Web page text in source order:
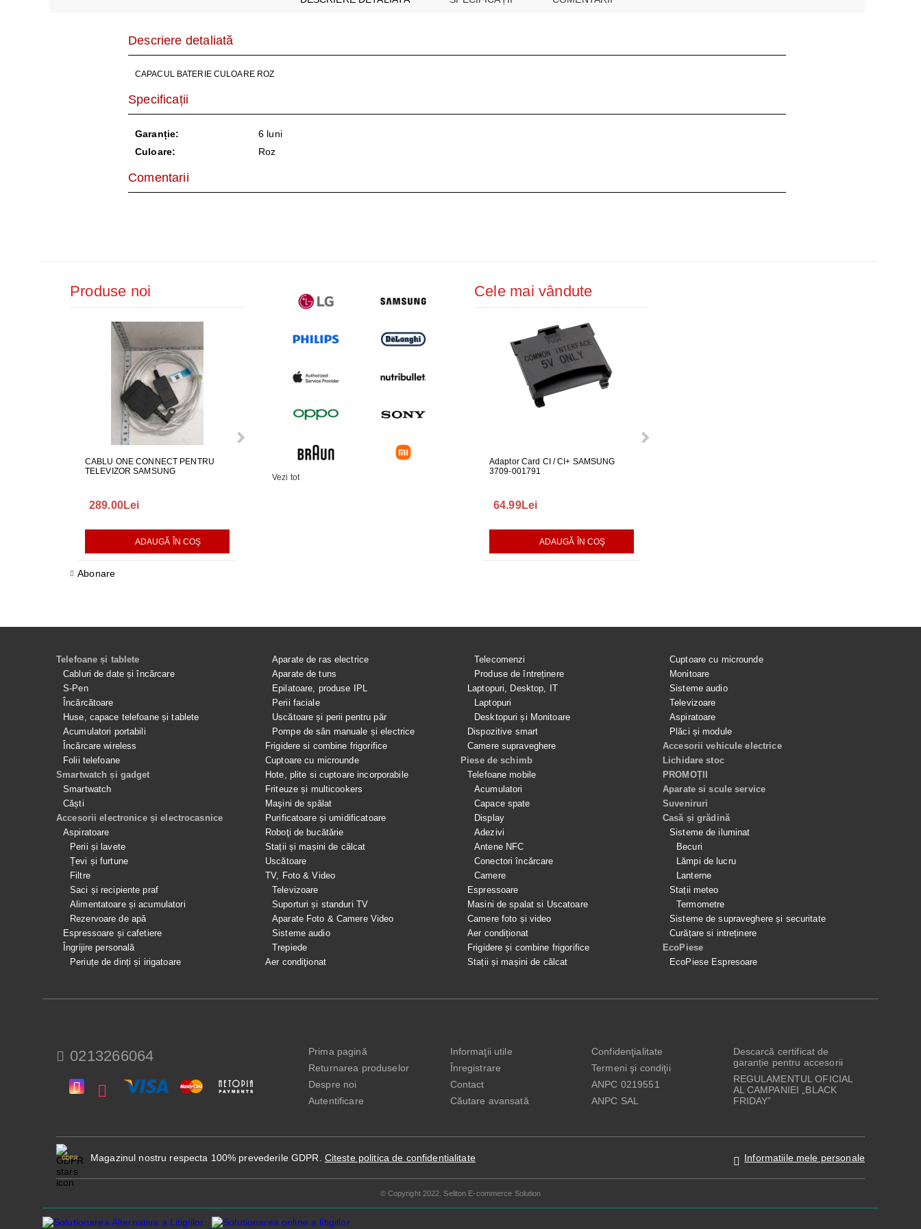
Descriere detaliată
CAPACUL BATERIE CULOARE ROZ
Specificații
Garanție:
6 luni
Culoare:
Roz
Comentarii
Produse noi
CABLU ONE CONNECT PENTRU
TELEVIZOR SAMSUNG
289.00Lei
ADAUGĂ ÎN COŞ
FURTUN EVACUARE PENTRU
GARNITURA HUBLOU MASINA DE
GARNITURA HUBLOU MASINA DE
Abonare
Vezi tot
Cele mai vândute
Adaptor Card CI / CI+ SAMSUNG
3709-001791
64.99Lei
ADAUGĂ ÎN COŞ
Telefoane și tablete
Cabluri de date și încărcare
S-Pen
Încărcătoare
Huse, capace telefoane și tablete
Acumulatori portabili
Încărcare wireless
Folii telefoane
Smartwatch și gadget
Smartwatch
Căști
Accesorii electronice și electrocasnice
Aspiratoare
Perii și lavete
Țevi și furtune
Filtre
Saci și recipiente praf
Alimentatoare și acumulatori
Rezervoare de apă
Espressoare și cafetiere
Îngrijire personală
Periuțe de dinți și irigatoare
Aparate de ras electrice
Aparate de tuns
Epilatoare, produse IPL
Perii faciale
Uscătoare și perii pentru păr
Pompe de sân manuale și electrice
Frigidere si combine frigorifice
Cuptoare cu microunde
Hote, plite si cuptoare incorporabile
Friteuze și multicookers
Maşini de spălat
Purificatoare și umidificatoare
Roboţi de bucătărie
Stații și mașini de călcat
Uscătoare
TV, Foto & Video
Televizoare
Suporturi și standuri TV
Aparate Foto & Camere Video
Sisteme audio
Trepiede
Aer condiţionat
Telecomenzi
Produse de întreținere
Laptopuri, Desktop, IT
Laptopuri
Desktopuri și Monitoare
Dispozitive smart
Camere supraveghere
Piese de schimb
Telefoane mobile
Acumulatori
Capace spate
Display
Adezivi
Antene NFC
Conectori încărcare
Camere
Espressoare
Masini de spalat si Uscatoare
Camere foto și video
Aer condiționat
Frigidere și combine frigorifice
Stații și mașini de călcat
Cuptoare cu microunde
Monitoare
Sisteme audio
Televizoare
Aspiratoare
Plăci și module
Accesorii vehicule electrice
Lichidare stoc
PROMOȚII
Aparate si scule service
Suveniruri
Casă și grădină
Sisteme de iluminat
Becuri
Lămpi de lucru
Lanterne
Stații meteo
Termometre
Sisteme de supraveghere și securitate
Curățare si intreținere
EcoPiese
EcoPiese Espresoare
0213266064
Prima pagină
Returnarea produselor
Despre noi
Autentificare
Informaţii utile
Înregistrare
Contact
Căutare avansată
Confidenţialitate
Termeni şi condiţii
ANPC 0219551
ANPC SAL
Descarcă certificat de
garanție pentru accesorii
REGULAMENTUL OFICIAL
AL CAMPANIEI „BLACK
FRIDAY”
GDPR Magazinul nostru respecta 100% prevederile GDPR. Citeste politica de confidentialitate Informatiile mele personale
© Copyright 2022. Seliton E-commerce Solution